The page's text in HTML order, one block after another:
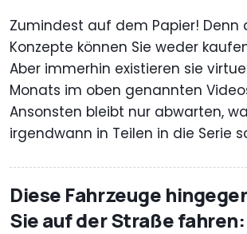
Zumindest auf dem Papier! Denn
Konzepte können Sie weder
Aber immerhin existieren sie
Monats im oben genannten
Ansonsten bleibt nur abwarten,
irgendwann in Teilen in die Serie
Diese Fahrzeuge
Sie auf der Straße fahren: